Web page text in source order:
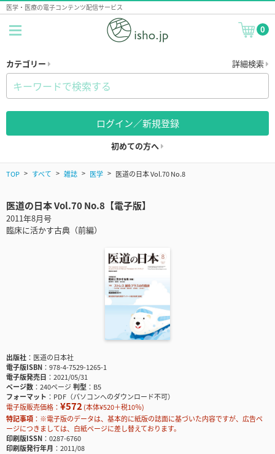
医学・医療の電子コンテンツ配信サービス
0
カテゴリー 詳細検索
ログイン／新規登録
初めての方へ
TOP すべて 雑誌 医学 医道の日本 Vol.70 No.8
医道の日本 Vol.70 No.8【電子版】
2011年8月号
臨床に活かす古典（前編）
出版社
医道の日本社
電子版ISBN
978-4-7529-1265-1
電子版発売日
2021/05/31
ページ数
240ページ判型
B5
フォーマット
PDF（パソコンへのダウンロード不可）
電子版販売価格： ¥572 (本体¥520＋税10％)
特記事項
※電子版のデータは、基本的に紙版の誌面に基づいた内容ですが、広告ペ
ージにつきましては、白紙ページに差し替えております。
印刷版ISSN
0287-6760
印刷版発行年月
2011/08